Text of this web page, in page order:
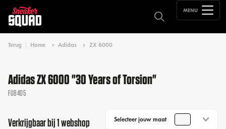
MENU
Terug Home Adidas ZX 6000
Adidas ZX 6000 "30 Years of Torsion"
FU8405
Verkrijgbaar bij 1 webshop Selecteer jouw maat